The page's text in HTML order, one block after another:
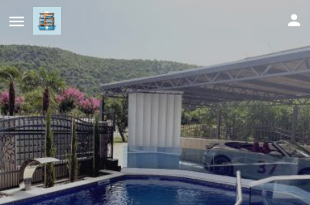
Villa Počitelj